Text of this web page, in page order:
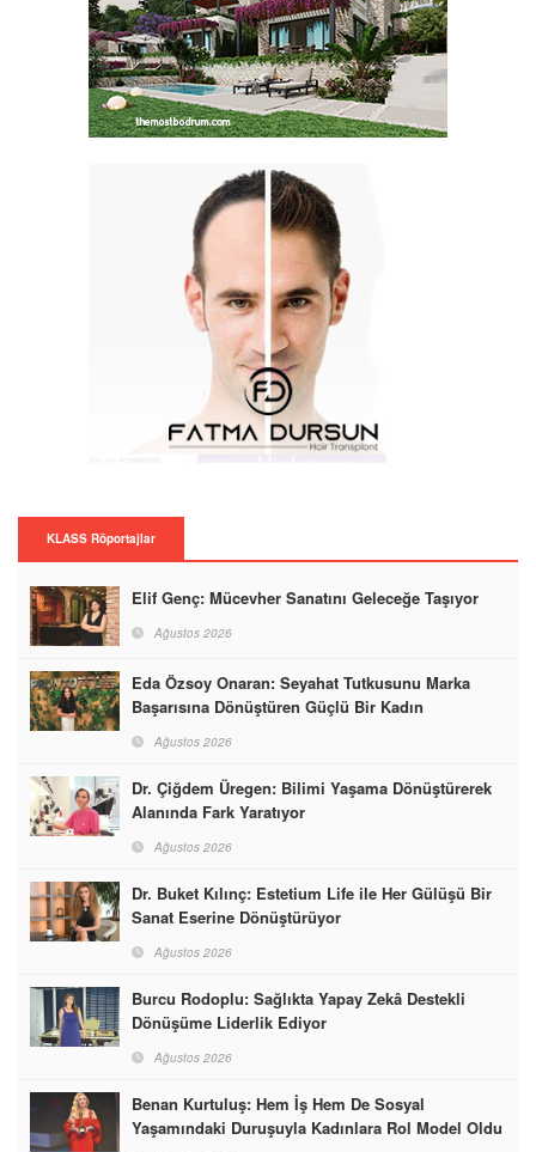
KLASS Röportajlar
Elif Genç: Mücevher Sanatını Geleceğe Taşıyor
Ağustos 2026
Eda Özsoy Onaran: Seyahat Tutkusunu Marka
Başarısına Dönüştüren Güçlü Bir Kadın
Ağustos 2026
Dr. Çiğdem Üregen: Bilimi Yaşama Dönüştürerek
Alanında Fark Yaratıyor
Ağustos 2026
Dr. Buket Kılınç: Estetium Life ile Her Gülüşü Bir
Sanat Eserine Dönüştürüyor
Ağustos 2026
Burcu Rodoplu: Sağlıkta Yapay Zekâ Destekli
Dönüşüme Liderlik Ediyor
Ağustos 2026
Benan Kurtuluş: Hem İş Hem De Sosyal
Yaşamındaki Duruşuyla Kadınlara Rol Model Oldu